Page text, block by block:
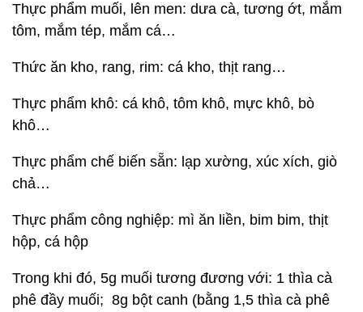
Thực phẩm muối, lên men: dưa cà, tương ớt, mắm
tôm, mắm tép, mắm cá…
Thức ăn kho, rang, rim: cá kho, thịt rang…
Thực phẩm khô: cá khô, tôm khô, mực khô, bò
khô…
Thực phẩm chế biến sẵn: lạp xường, xúc xích, giò
chả…
Thực phẩm công nghiệp: mì ăn liền, bim bim, thịt
hộp, cá hộp
Trong khi đó, 5g muối tương đương với: 1 thìa cà
phê đầy muối; 8g bột canh (bằng 1,5 thìa cà phê